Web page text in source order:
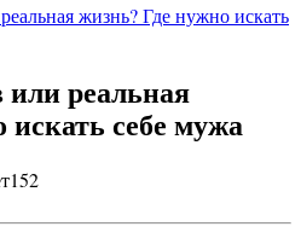
жизнь? Где нужно искать
реальная
себе мужа
152